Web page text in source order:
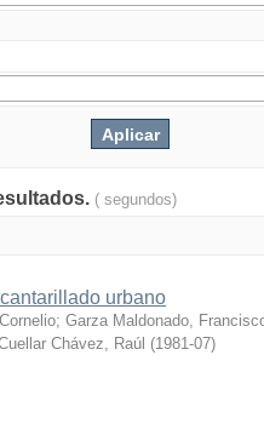
( segundos)
urbano
; Garza Maldonado,
Chávez, Raúl (1981-07)